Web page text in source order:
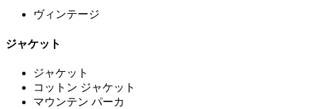
ヴィンテージ
ジャケット
ジャケット
コットン ジャケット
マウンテン パーカ